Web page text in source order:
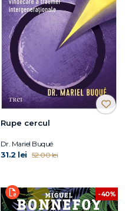
Rupe cercul
Dr. Mariel Buqué
31.2 lei 52.00 lei
-40%